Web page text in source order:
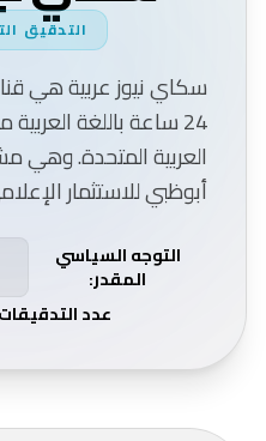
المدونة
الأدوات
التدقيق
سكاي نيوز عربية هي
24 ساعة باللغة
العربية المتحدة.
أبوظبي للاستثمار
التوجه السياسي
المقدر:
عدد